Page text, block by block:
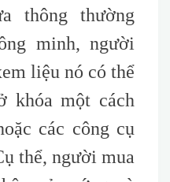
thông thường
minh, người
liệu nó có thể
khóa một cách
các công cụ
thể, người mua